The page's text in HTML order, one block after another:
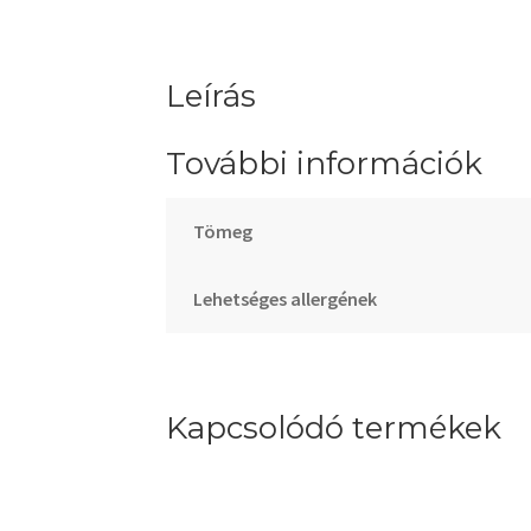
Leírás
További információk
Tömeg
Lehetséges allergének
Kapcsolódó termékek